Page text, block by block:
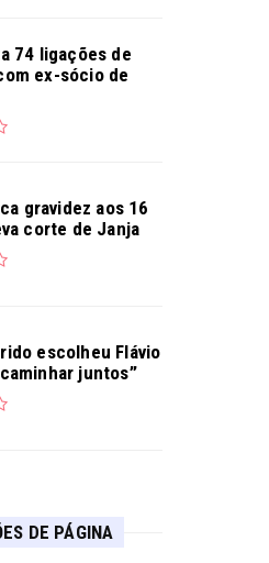
74 ligações de
ex-sócio de
gravidez aos 16
corte de Janja
escolheu Flávio
juntos”
DE PÁGINA